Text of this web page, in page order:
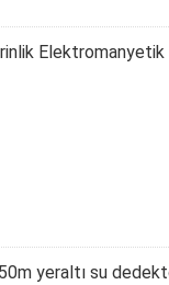
Elektromanyetik
yeraltı su